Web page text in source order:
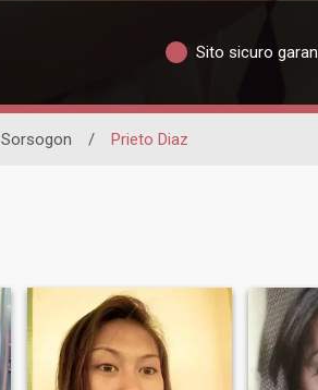
Sito sicuro
Sorsogon / Prieto Diaz